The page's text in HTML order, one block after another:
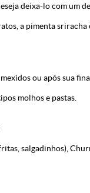
deixa-lo com um
a pimenta
ou após sua
molhos e pastas.
salgadinhos),